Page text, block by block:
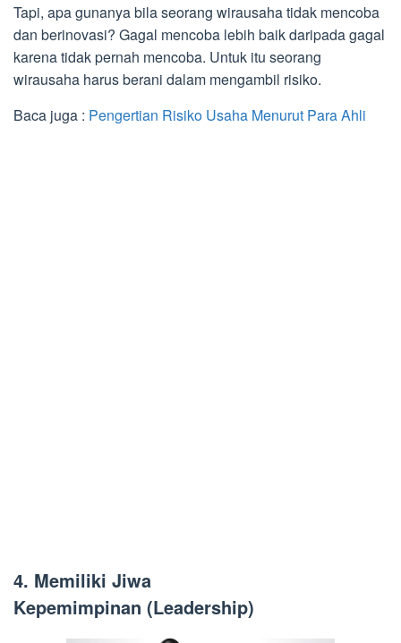
Tapi, apa gunanya bila seorang wirausaha tidak mencoba
dan berinovasi? Gagal mencoba lebih baik daripada gagal
karena tidak pernah mencoba. Untuk itu seorang
wirausaha harus berani dalam mengambil risiko.
Baca juga : Pengertian Risiko Usaha Menurut Para Ahli
4. Memiliki Jiwa
Kepemimpinan (Leadership)